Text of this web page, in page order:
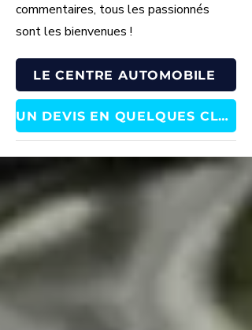
commentaires, tous les passionnés
sont les bienvenues !
LE CENTRE AUTOMOBILE
UN DEVIS EN QUELQUES CLICS !